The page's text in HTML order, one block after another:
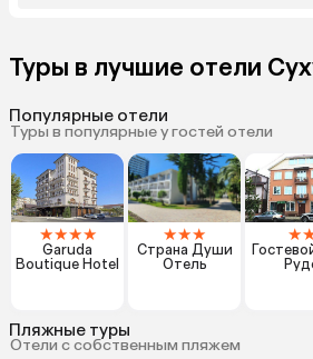
Туры в лучшие отели
Популярные отели
Туры в популярные у гостей отели
★★★★
Garuda
Boutique Hotel
★★★
Страна Души
Отель
★
Пляжные туры
Отели с собственным пляжем